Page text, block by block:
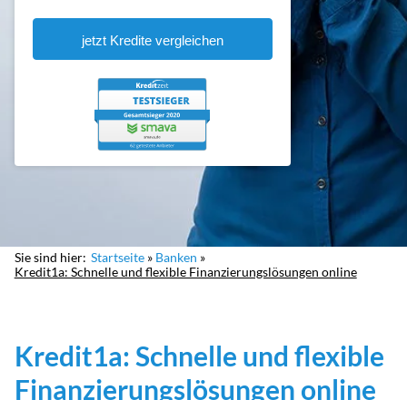
jetzt Kredite vergleichen
Sie sind hier: Startseite
Banken
Kredit1a: Schnelle und flexible Finanzierungslösungen online
Kredit1a: Schnelle und flexible
Finanzierungslösungen online